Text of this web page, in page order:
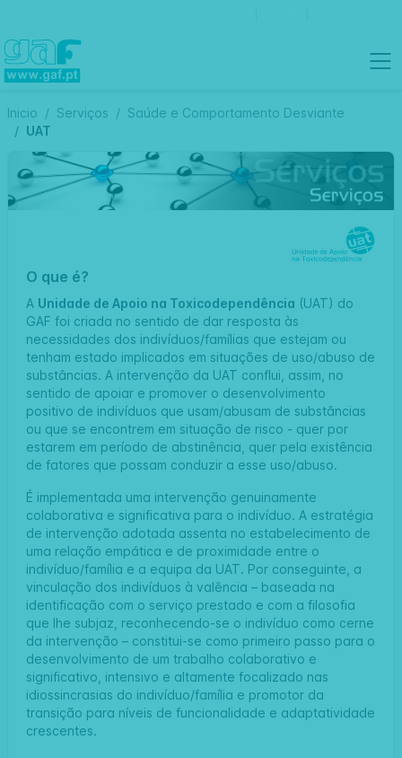
Inicio Serviços
Saúde e Comportamento Desviante
UAT
O que é?
A Unidade de Apoio na Toxicodependência (UAT) do
GAF foi criada no sentido de dar resposta às
necessidades dos indivíduos/famílias que estejam ou
tenham estado implicados em situações de uso/abuso de
substâncias. A intervenção da UAT conflui, assim, no
sentido de apoiar e promover o desenvolvimento
positivo de indivíduos que usam/abusam de substâncias
ou que se encontrem em situação de risco - quer por
estarem em período de abstinência, quer pela existência
de fatores que possam conduzir a esse uso/abuso.
É implementada uma intervenção genuinamente
colaborativa e significativa para o indivíduo. A estratégia
de intervenção adotada assenta no estabelecimento de
uma relação empática e de proximidade entre o
indivíduo/família e a equipa da UAT. Por conseguinte, a
vinculação dos indivíduos à valência – baseada na
identificação com o serviço prestado e com a filosofia
que lhe subjaz, reconhecendo-se o indivíduo como cerne
da intervenção – constitui-se como primeiro passo para o
desenvolvimento de um trabalho colaborativo e
significativo, intensivo e altamente focalizado nas
idiossincrasias do indivíduo/família e promotor da
transição para níveis de funcionalidade e adaptatividade
crescentes.